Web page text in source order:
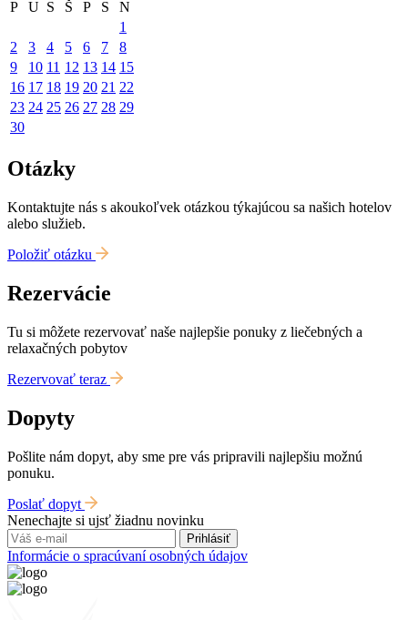
P U S Š P S
N
1
2
3 4 5 6 7
8
9
10 11 12 13 14 15
16 17 18 19 20 21 22
23 24 25 26 27 28 29
30
Otázky
Kontaktujte nás s akoukoľvek otázkou týkajúcou sa našich hotelov
alebo služieb.
Položiť otázku
Rezervácie
Tu si môžete rezervovať naše najlepšie ponuky z liečebných a
relaxačných pobytov
Rezervovať teraz
Dopyty
Pošlite nám dopyt, aby sme pre vás pripravili najlepšiu možnú
ponuku.
Poslať dopyt
Nenechajte si ujsť žiadnu novinku
Prihlásiť
Informácie o spracúvaní osobných údajov